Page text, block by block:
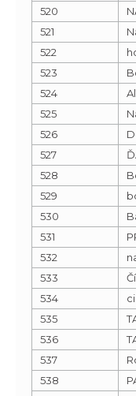
520
521
522
523
524
525
526
527
528
529
530
531
532
533
534
535
536
537
538